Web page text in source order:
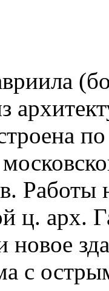
Работы
ц. арх.
новое
с